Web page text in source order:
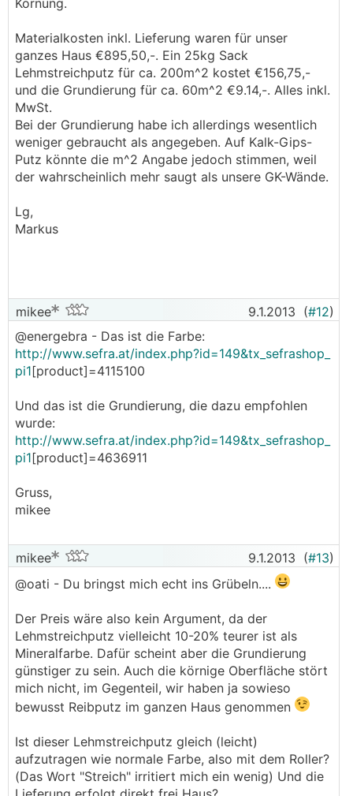
Materialkosten inkl. Lieferung waren für unser
ganzes Haus €895,50,-. Ein 25kg Sack
Lehmstreichputz für ca. 200m^2 kostet €156,75,-
und die Grundierung für ca. 60m^2 €9.14,-. Alles inkl.
MwSt.
Bei der Grundierung habe ich allerdings wesentlich
weniger gebraucht als angegeben. Auf Kalk-Gips-
Putz könnte die m^2 Angabe jedoch stimmen, weil
der wahrscheinlich mehr saugt als unsere GK-Wände.
Lg,
Markus
mikee 9.1.2013 (#12)
@energebra - Das ist die Farbe:
http://www.sefra.at/index.php?id=149&tx_sefrashop_
pi1[product]=4115100
Und das ist die Grundierung, die dazu empfohlen
wurde:
http://www.sefra.at/index.php?id=149&tx_sefrashop_
pi1[product]=4636911
Gruss,
mikee
mikee 9.1.2013 (#13)
@oati - Du bringst mich echt ins Grübeln....
Der Preis wäre also kein Argument, da der
Lehmstreichputz vielleicht 10-20% teurer ist als
Mineralfarbe. Dafür scheint aber die Grundierung
günstiger zu sein. Auch die körnige Oberfläche stört
mich nicht, im Gegenteil, wir haben ja sowieso
bewusst Reibputz im ganzen Haus genommen
Ist dieser Lehmstreichputz gleich (leicht)
aufzutragen wie normale Farbe, also mit dem Roller?
(Das Wort "Streich" irritiert mich ein wenig) Und die